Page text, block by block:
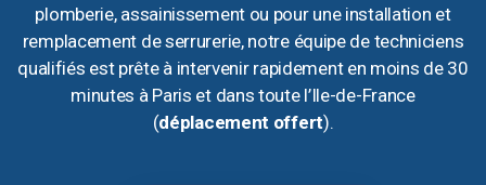
plomberie, assainissement ou pour une installation et
remplacement de serrurerie, notre équipe de techniciens
qualifiés est prête à intervenir rapidement en moins de 30
minutes à Paris et dans toute l’Ile-de-France
(déplacement offert).